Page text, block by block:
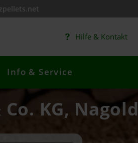
Hilfe & Kontakt
Info & Service
KG, Nagold